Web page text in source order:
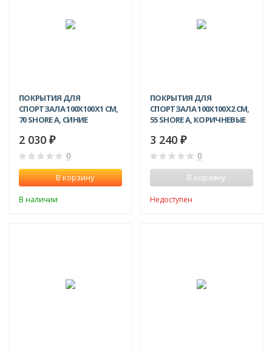
ПОКРЫТИЯ ДЛЯ
СПОРТЗАЛА 100Х100X1 СМ,
70 SHORE A, СИНИЕ
2 030 ₽
0
В корзину
В наличии
ПОКРЫТИЯ ДЛЯ
СПОРТЗАЛА 100Х100X2 СМ,
55 SHORE A, КОРИЧНЕВЫЕ
3 240 ₽
0
В корзину
Недоступен